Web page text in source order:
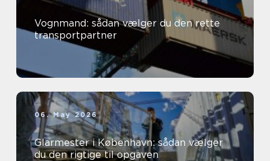
Vognmand: sådan vælger du den rette
transportpartner
06. May 2026
Glarmester i København: sådan vælger
du den rigtige til opgaven